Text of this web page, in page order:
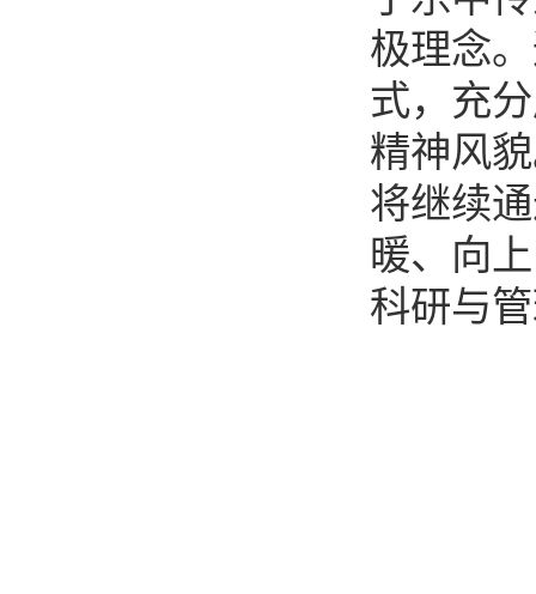
极理念
式，充
精神风
将继续
暖、向
科研与